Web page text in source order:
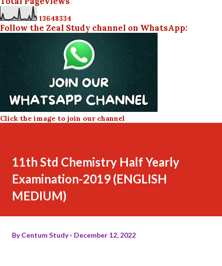
13648334
Follow the Zeal Study channel on WhatsApp:
Click the image to join our channel
11th Std Chemistry Half Yearly
Examination-2019 (ENGLISH
MEDIUM)
ByCentum Study December 12, 2022